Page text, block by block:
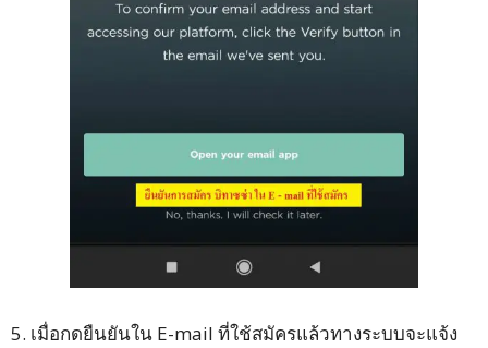
5. เมื่อกดยืนยันใน E-mail ที่ใช้สมัครแล้วทางระบบจะแจ้ง